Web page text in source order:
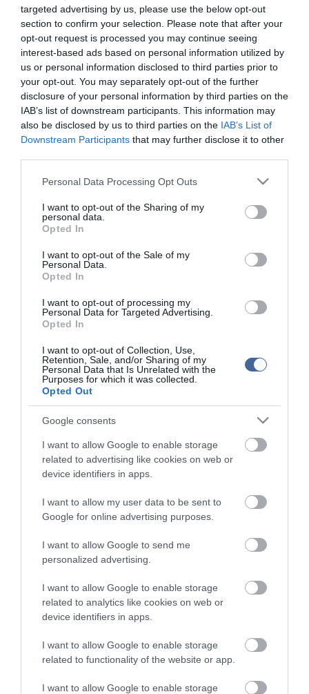
targeted advertising by us, please use the below opt-out
section to confirm your selection. Please note that after your
opt-out request is processed you may continue seeing
interest-based ads based on personal information utilized by
us or personal information disclosed to third parties prior to
your opt-out. You may separately opt-out of the further
disclosure of your personal information by third parties on the
IAB’s list of downstream participants. This information may
also be disclosed by us to third parties on the IAB’s List of
Downstream Participants that may further disclose it to other
Please note that this website/app uses one or more Google
not limited to your visit or usage behaviour. You may click to
grant or deny consent to Google and its third-party tags to
use your data for below specified purposes in below Google
consent section.
Personal Data Processing Opt Outs
I want to opt-out of the Sharing of my
personal data.
Opted In
I want to opt-out of the Sale of my
Personal Data.
Opted In
I want to opt-out of processing my
Personal Data for Targeted Advertising.
Opted In
I want to opt-out of Collection, Use,
Retention, Sale, and/or Sharing of my
Personal Data that Is Unrelated with the
Purposes for which it was collected.
Opted Out
Google consents
I want to allow Google to enable storage
related to advertising like cookies on web or
device identifiers in apps.
I want to allow my user data to be sent to
Google for online advertising purposes.
I want to allow Google to send me
personalized advertising.
I want to allow Google to enable storage
related to analytics like cookies on web or
device identifiers in apps.
I want to allow Google to enable storage
related to functionality of the website or app.
I want to allow Google to enable storage
adott felsőoktatási intézmény is előírhatja további
dokumentummásolatok csatolását (például általános háziorvosi
igazolás).
Azokat a dokumentumokat, amelyek november 15-ig nem állnak
rendelkezésre, a jelentkezőknek a legkésőbb 2013. január 10-ig
kell pótolniuk az e-felvételi rendszerében vagy postai úton az
Oktatási Hivatal címére küldve (1443 Budapest, Pf. 220) A
jelentkezési határidőt követően, a legkésőbb 2012. november 23-ig
kell hitelesíteniük jelentkezésüket az e-felvételizőknek.
felvételi esetén 2013. február elején kezdhetik meg a
intézményben és szakon, ahol elérik a megállapított ponthatárt.
Kapcsolódó írások:
Kormány: a közoktatás átalakításának célja a versenyképes
A közoktatásról vitáznak a képviselők
Hoffmann: kigazdálkodható a felsőoktatási zárolások összege
Figyelem! A cikkhez hozzáfűzött hozzászólások nem ama.hunetwork nézeteit
tükrözik. A szerkesztőség mindössze a hírek publikációjával foglalkozik, a
kommenteket nem tudja befolyásolni - azok az olvasók személyes véleményét
tartalmazzák.
Kérjük, kulturáltan, mások személyiségi jogainak és jó hírnevének tiszteletben
tartásával kommenteljenek!
ma.hu legfrissebb hírei:
Magyar Péter: átfogó energiafejlesztési tervet fogadott el a
Kenyában bezzeg minden zöldebb
bukkant elő a Dunából